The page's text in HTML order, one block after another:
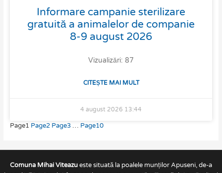
Informare campanie sterilizare
gratuită a animalelor de companie
8-9 august 2026
Vizualizări: 87
CITEȘTE MAI MULT
4 august 2026 13:44
Page1 Page2 Page3 … Page10
Comuna Mihai Viteazueste situată la poalele munților Apuseni, de-a